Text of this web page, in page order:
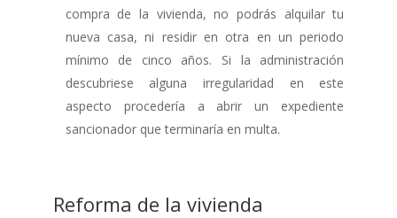
compra de la vivienda, no podrás alquilar tu
nueva casa, ni residir en otra en un periodo
mínimo de cinco años. Si la administración
descubriese alguna irregularidad en este
aspecto procedería a abrir un expediente
sancionador que terminaría en multa.
Reforma de la vivienda